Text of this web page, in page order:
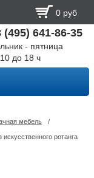
0 руб
(495) 641-86-35
- пятница
до 18 ч
мебель /
ротанга